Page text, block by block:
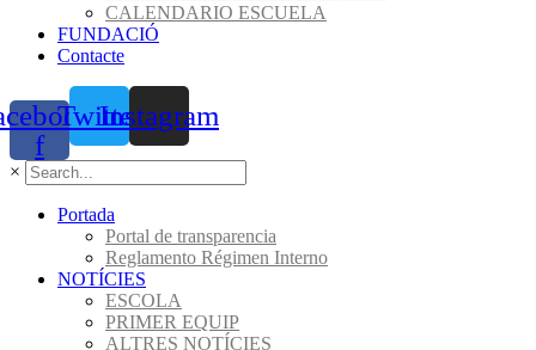
CALENDARIO ESCUELA
FUNDACIÓ
Contacte
f
TwitterInstagram
×
Portada
Portal de transparencia
Reglamento Régimen Interno
NOTÍCIES
ESCOLA
PRIMER EQUIP
ALTRES NOTÍCIES